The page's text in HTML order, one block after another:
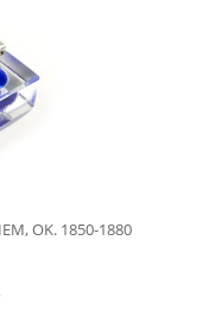
OK. 1850-1880